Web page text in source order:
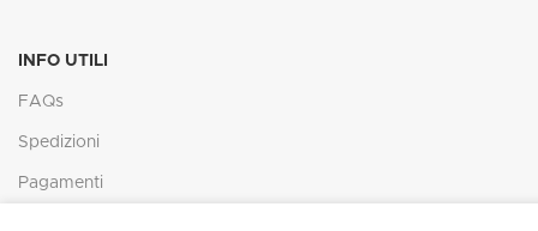
INFO UTILI
FAQs
Spedizioni
Pagamenti